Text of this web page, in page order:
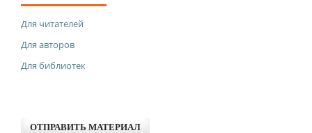
Для читателей
Для авторов
Для библиотек
ОТПРАВИТЬ МАТЕРИАЛ